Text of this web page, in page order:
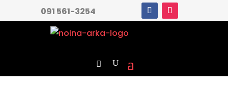
091 561-3254